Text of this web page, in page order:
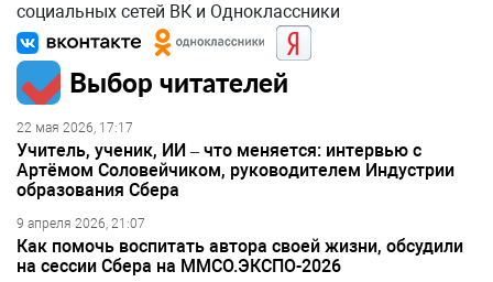
социальных сетей ВК и Одноклассники
Выбор читателей
22 мая 2026, 17:17
Учитель, ученик, ИИ – что меняется: интервью с
Артёмом Соловейчиком, руководителем Индустрии
образования Сбера
9 апреля 2026, 21:07
Как помочь воспитать автора своей жизни, обсудили
на сессии Сбера на ММСО.ЭКСПО-2026